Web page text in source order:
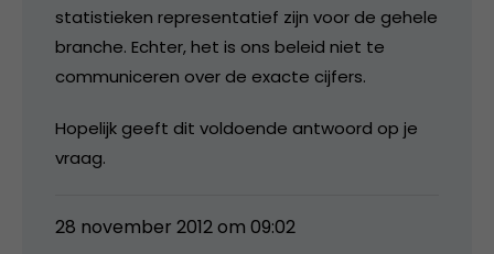
statistieken representatief zijn voor de gehele
branche. Echter, het is ons beleid niet te
communiceren over de exacte cijfers.
Hopelijk geeft dit voldoende antwoord op je
vraag.
28 november 2012 om 09:02